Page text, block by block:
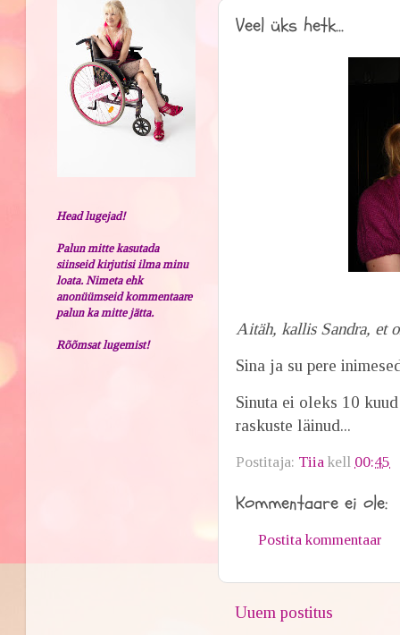
Veel üks hetk...
Aitäh, kallis Sandra, et
Sina ja su pere
Sinuta ei oleks 10
raskuste läinud...
Postitaja: Tiia kell 00:45
Kommentaare ei ole:
Postita kommentaar
Uuem postitus
Head lugejad!
Palun mitte kasutada
siinseid kirjutisi ilma minu
loata. Nimeta ehk
anonüümseid kommentaare
palun ka mitte jätta.
Rõõmsat lugemist!